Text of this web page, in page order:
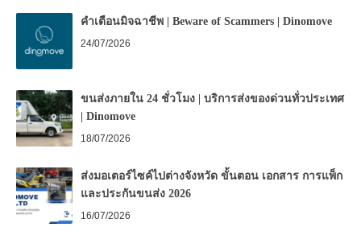
คำเตือนมิจฉาชีพ | Beware of Scammers | Dinomove
24/07/2026
ขนส่งภายใน 24 ชั่วโมง | บริการส่งของด่วนทั่วประเทศ
| Dinomove
18/07/2026
ส่งมอเตอร์ไซค์ไปต่างจังหวัด ขั้นตอน เอกสาร การแพ็ก
และประกันขนส่ง 2026
16/07/2026